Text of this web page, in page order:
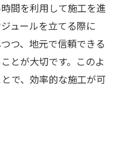
間を利用して施工を進
ュールを立てる際に
つ、地元で信頼できる
とが大切です。このよ
で、効率的な施工が可